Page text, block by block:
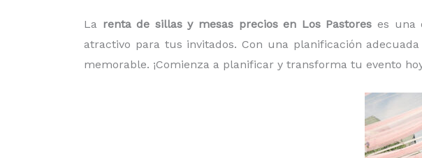
La renta de sillas y mesas precios en Los Pastores es una
atractivo para tus invitados. Con una planificación
memorable. ¡Comienza a planificar y transforma tu evento